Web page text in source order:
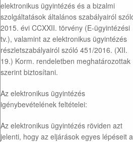
elektronikus ügyintézés és a bizalmi
szolgáltatások általános szabályairól
2015. évi CCXXII. törvény (E-ügyintézési
tv.), valamint az elektronikus ügyintézés
részletszabályairól szóló 451/2016. (XII.
19.) Korm. rendeletben meghatározottak
szerint biztosítani.
Az elektronikus ügyintézés
igénybevételének feltételei:
Az elektronikus ügyintézés röviden azt
jelenti, hogy az eljárások egyes lépéseit a